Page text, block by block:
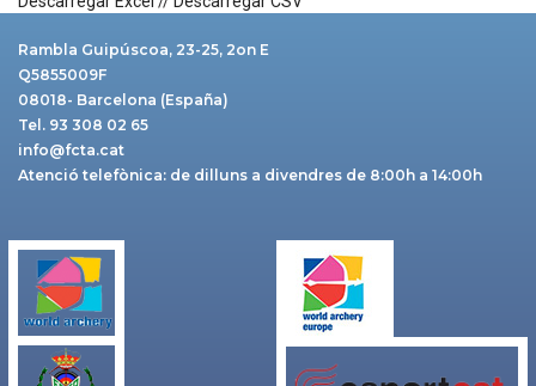
Rambla Guipúscoa, 23-25, 2on E
Q5855009F
08018- Barcelona (España)
Tel. 93 308 02 65
info@fcta.cat
Atenció telefònica: de dilluns a divendres de 8:00h a 14:00h